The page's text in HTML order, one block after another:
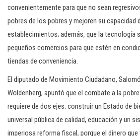
convenientemente para que no sean
pobres de los pobres y mejoren su capacidad
establecimientos; además, que la tecnología
pequeños comercios para que estén en
tiendas de conveniencia.
El diputado de Movimiento Ciudadano,
Woldenberg, apuntó que el combate a la
requiere de dos ejes: construir un Estado de
universal pública de calidad, educación y un
imperiosa reforma fiscal, porque el dinero